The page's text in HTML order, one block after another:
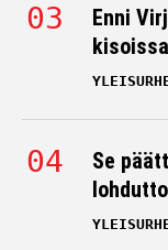
Enni
Se